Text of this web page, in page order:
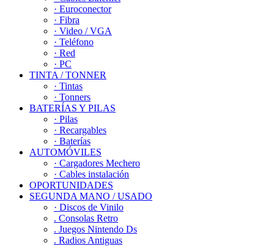
· Euroconector
· Fibra
· Video / VGA
· Teléfono
· Red
· PC
TINTA / TONNER
· Tintas
· Tonners
BATERÍAS Y PILAS
· Pilas
· Recargables
· Baterías
AUTOMÓVILES
· Cargadores Mechero
· Cables instalación
OPORTUNIDADES
SEGUNDA MANO / USADO
· Discos de Vinilo
. Consolas Retro
. Juegos Nintendo Ds
. Radios Antiguas